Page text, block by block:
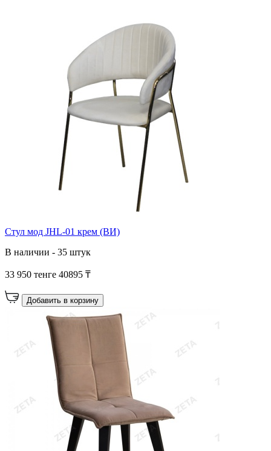
Стул мод JHL-01 крем (ВИ)
В наличии - 35 штук
33 950 тенге 40895 ₸
Добавить в корзину